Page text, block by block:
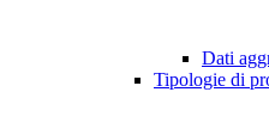
Dati
Tipologie di